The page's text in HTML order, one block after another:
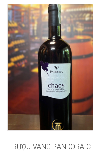
RƯỢU VANG PANDORA CHAOS